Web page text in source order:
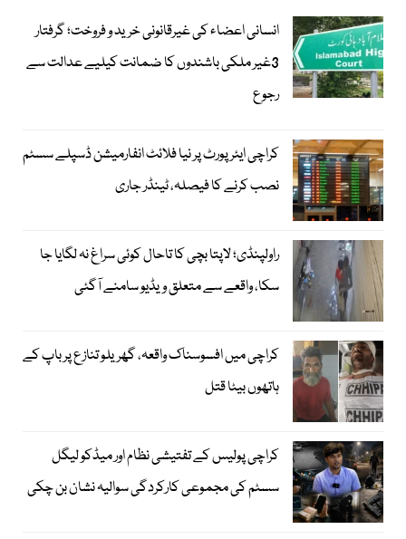
انسانی اعضاء کی غیرقانونی خرید و فروخت؛ گرفتار
3غیر ملکی باشندوں کا ضمانت کیلیے عدالت سے
رجوع
کراچی ایئرپورٹ پر نیا فلائٹ انفارمیشن ڈسپلے سسٹم
نصب کرنے کا فیصلہ، ٹینڈر جاری
راولپنڈی؛ لاپتا بچی کا تاحال کوئی سراغ نہ لگایا جا
سکا، واقعے سے متعلق ویڈیو سامنے آگئی
کراچی میں افسوسناک واقعہ، گھریلو تنازع پر باپ کے
ہاتھوں بیٹا قتل
کراچی پولیس کے تفتیشی نظام اور میڈکو لیگل
سسٹم کی مجموعی کارکردگی سوالیہ نشان بن چکی